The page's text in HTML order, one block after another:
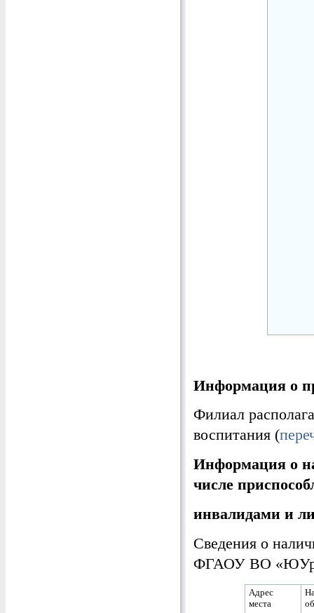
Информация о
Филиал
воспитания (
Информация о
числе
инвалидами и
Сведения о
ФГАОУ ВО
Адрес
места